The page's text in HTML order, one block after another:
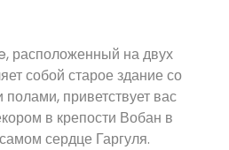
расположенный на двух
собой старое здание со
приветствует вас
в крепости Вобан в
сердце Гаргуля.